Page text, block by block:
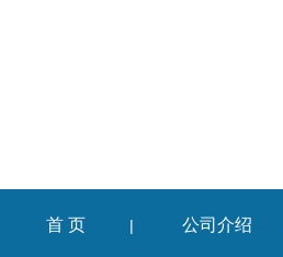
首 页 | 公司介绍